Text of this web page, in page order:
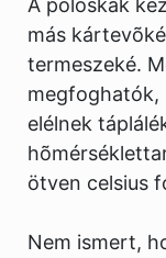
más
termeszeké.
megfoghatók,
elélnek
ötven celsius
Nem ismert,